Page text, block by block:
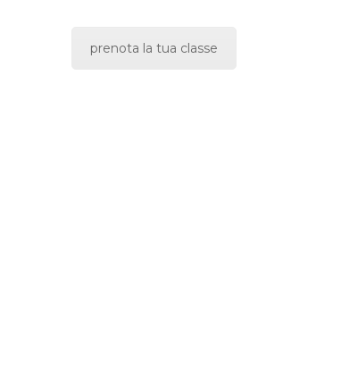
prenota la tua classe